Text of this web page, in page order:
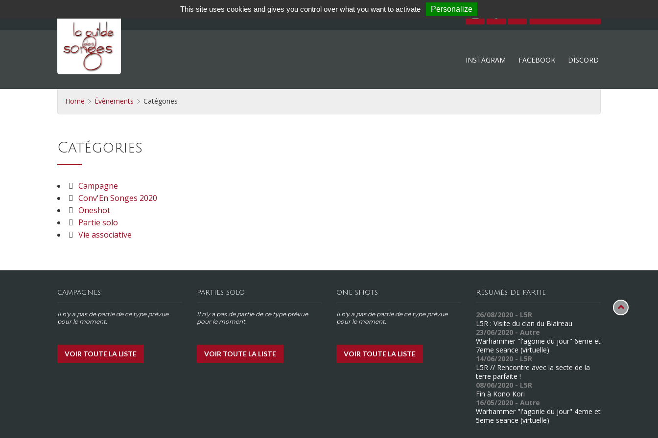
INSTAGRAM FACEBOOK DISCORD
Home Évènements Catégories
Catégories
Campagne
Conv'En Songes 2020
Oneshot
Partie solo
Vie associative
CAMPAGNES
Il n'y a pas de partie de ce type prévue
pour le moment.
VOIR TOUTE LA LISTE
PARTIES SOLO
Il n'y a pas de partie de ce type prévue
pour le moment.
VOIR TOUTE LA LISTE
ONE SHOTS
Il n'y a pas de partie de ce type prévue
pour le moment.
VOIR TOUTE LA LISTE
RÉSUMÉS DE PARTIE
26/08/2020 - L5R
L5R : Visite du clan du Blaireau
23/06/2020 - Autre
Warhammer "l'agonie du jour" 6eme et
7eme seance (virtuelle)
14/06/2020 - L5R
L5R // Rencontre avec la secte de la
terre parfaite !
08/06/2020 - L5R
Fin à Kono Kori
16/05/2020 - Autre
Warhammer "l'agonie du jour" 4eme et
5eme seance (virtuelle)
This site uses cookies and gives you control over what you want to activate Personalize